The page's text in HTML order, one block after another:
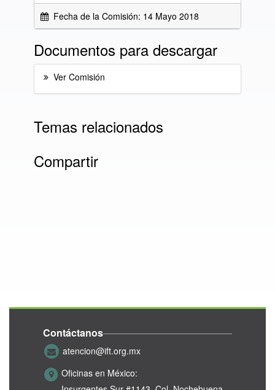
Fecha de la Comisión: 14 Mayo 2018
Documentos para descargar
Ver Comisión
Temas relacionados
Compartir
Contáctanos
atencion@ift.org.mx
Oficinas en México: